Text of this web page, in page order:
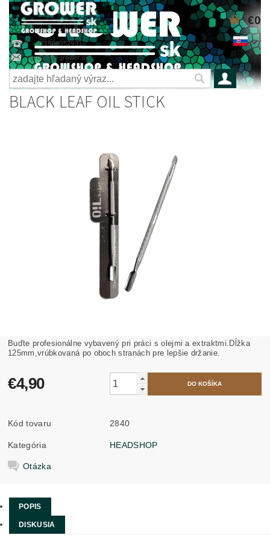
+421904052931
grower@grower.sk
€0
BLACK LEAF OIL STICK
Buďte profesionálne vybavený pri práci s olejmi a extraktmi.Dĺžka
125mm,vrúbkovaná po oboch stranách pre lepšie držanie.
€4,90
Kód tovaru 2840
Kategória HEADSHOP
Otázka
POPIS
DISKUSIA